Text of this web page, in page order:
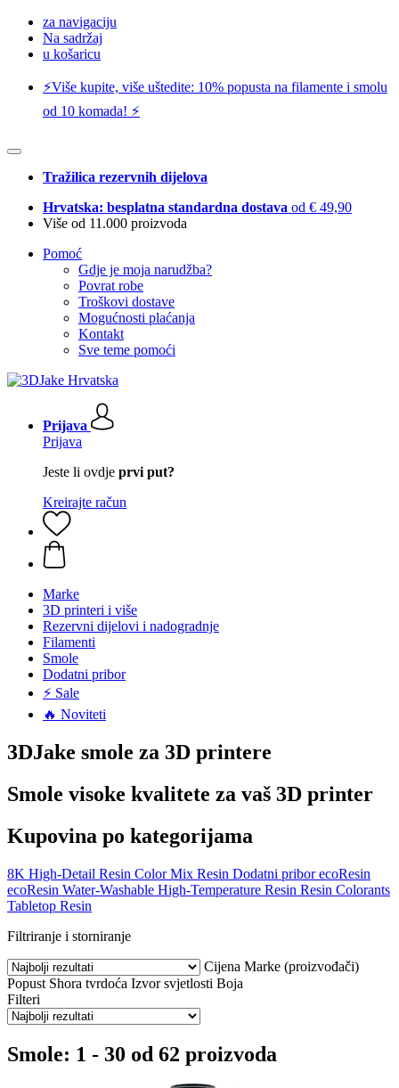
za navigaciju
Na sadržaj
u košaricu
⚡️Više kupite, više uštedite: 10% popusta na filamente i smolu
od 10 komada! ⚡️
Tražilica rezervnih dijelova
Hrvatska: besplatna standardna dostava od € 49,90
Više od 11.000 proizvoda
Pomoć
Gdje je moja narudžba?
Povrat robe
Troškovi dostave
Mogućnosti plaćanja
Kontakt
Sve teme pomoći
Prijava
Prijava
Jeste li ovdje prvi put?
Kreirajte račun
Marke
3D printeri i više
Rezervni dijelovi i nadogradnje
Filamenti
Smole
Dodatni pribor
⚡ Sale
🔥 Noviteti
3DJake smole za 3D printere
Smole visoke kvalitete za vaš 3D printer
Kupovina po kategorijama
8K High-Detail Resin Color Mix Resin Dodatni priborecoResin
ecoResin Water-Washable High-Temperature Resin Resin Colorants
Tabletop Resin
Filtriranje i storniranje
Cijena Marke (proizvođači)
Popust Shora tvrdoća Izvor svjetlosti Boja
Filteri
Smole: 1 - 30 od 62 proizvoda